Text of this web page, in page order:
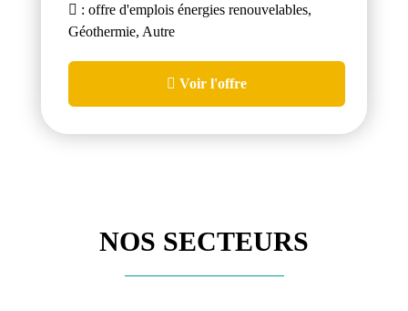
: offre d'emplois énergies renouvelables,
Géothermie, Autre
Voir l'offre
NOS SECTEURS